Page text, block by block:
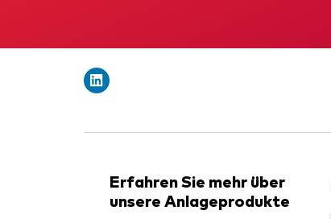
Erfahren Sie mehr über
unsere Anlageprodukte